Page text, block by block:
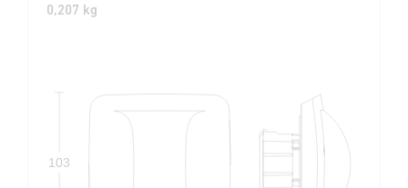
0,207 kg
103